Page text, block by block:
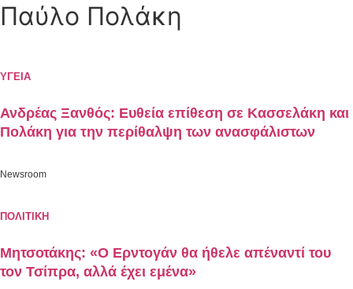
Παύλο Πολάκη
ΥΓΕΙΑ
Ανδρέας Ξανθός: Ευθεία επίθεση σε Κασσελάκη και
Πολάκη για την περίθαλψη των ανασφάλιστων
Newsroom
ΠΟΛΙΤΙΚΗ
Μητσοτάκης: «Ο Ερντογάν θα ήθελε απέναντί του
τον Τσίπρα, αλλά έχει εμένα»